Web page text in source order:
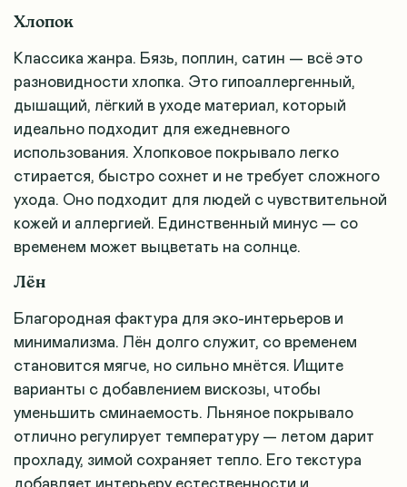
Хлопок
Классика жанра. Бязь, поплин, сатин — всё это
разновидности хлопка. Это гипоаллергенный,
дышащий, лёгкий в уходе материал, который
идеально подходит для ежедневного
использования. Хлопковое покрывало легко
стирается, быстро сохнет и не требует сложного
ухода. Оно подходит для людей с чувствительной
кожей и аллергией. Единственный минус — со
временем может выцветать на солнце.
Лён
Благородная фактура для эко-интерьеров и
минимализма. Лён долго служит, со временем
становится мягче, но сильно мнётся. Ищите
варианты с добавлением вискозы, чтобы
уменьшить сминаемость. Льняное покрывало
отлично регулирует температуру — летом дарит
прохладу, зимой сохраняет тепло. Его текстура